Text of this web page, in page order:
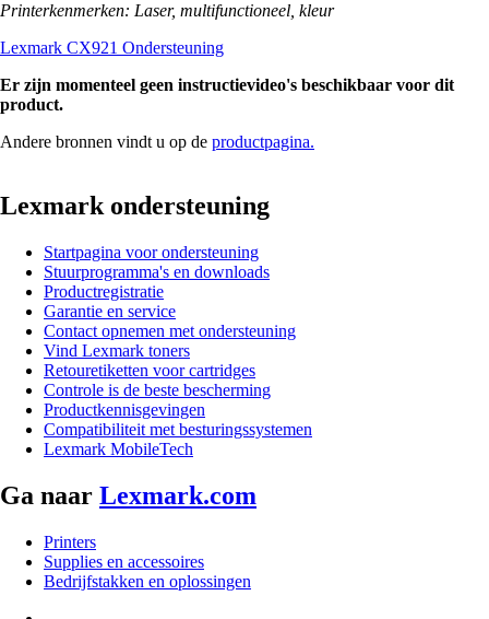
Printerkenmerken: Laser, multifunctioneel, kleur
Lexmark CX921 Ondersteuning
Er zijn momenteel geen instructievideo's beschikbaar voor dit
product.
Andere bronnen vindt u op de productpagina.
Lexmark ondersteuning
Startpagina voor ondersteuning
Stuurprogramma's en downloads
Productregistratie
Garantie en service
Contact opnemen met ondersteuning
Vind Lexmark toners
Retouretiketten voor cartridges
Controle is de beste bescherming
Productkennisgevingen
Compatibiliteit met besturingssystemen
Lexmark MobileTech
Ga naar Lexmark.com
Printers
Supplies en accessoires
Bedrijfstakken en oplossingen